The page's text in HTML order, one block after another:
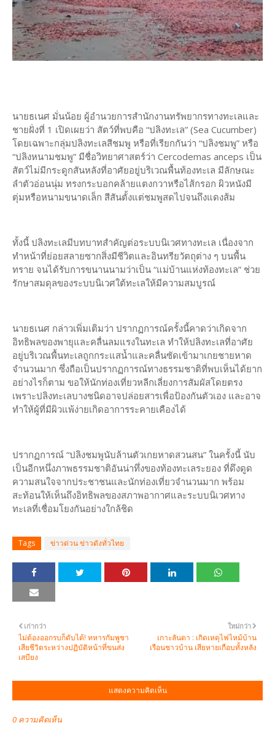
นายธเนศ มั่นน้อย ผู้อำนวยการสำนักงานทรัพยากรทางทะเลและ
ชายฝั่งที่ 1 เปิดเผยว่า สัตว์ที่พบคือ “ปลิงทะเล” (Sea Cucumber)
โดยเฉพาะกลุ่มปลิงทะเลสีชมพู หรือที่เรียกกันว่า “ปลิงชมพู” หรือ
“ปลิงหนามชมพู” มีชื่อวิทยาศาสตร์ว่า Cercodemas anceps เป็น
สัตว์ไม่มีกระดูกสันหลังที่อาศัยอยู่บริเวณพื้นท้องทะเล มีลักษณะ
ลำตัวอ่อนนุ่ม ทรงกระบอกคล้ายแตงกวาหรือไส้กรอก ผิวหนังมี
ตุ่มหรือหนามขนาดเล็ก สีสันตั้งแต่ชมพูสดไปจนถึงแดงส้ม
ทั้งนี้ ปลิงทะเลมีบทบาทสำคัญต่อระบบนิเวศทางทะเล เนื่องจาก
ทำหน้าที่ย่อยสลายซากสิ่งมีชีวิตและอินทรียวัตถุต่าง ๆ บนพื้น
ทราย จนได้รับการขนานนามว่าเป็น “แม่บ้านแห่งท้องทะเล” ช่วย
รักษาสมดุลของระบบนิเวศใต้ทะเลให้มีความสมบูรณ์
นายธเนศ กล่าวเพิ่มเติมว่า ปรากฏการณ์ครั้งนี้คาดว่าเกิดจาก
อิทธิพลของพายุและคลื่นลมแรงในทะเล ทำให้ปลิงทะเลที่อาศัย
อยู่บริเวณพื้นทะเลถูกกระแสน้ำและคลื่นซัดเข้ามาเกยชายหาด
จำนวนมาก ซึ่งถือเป็นปรากฏการณ์ทางธรรมชาติที่พบเห็นได้ยาก
อย่างไรก็ตาม ขอให้นักท่องเที่ยวหลีกเลี่ยงการสัมผัสโดยตรง
เพราะปลิงทะเลบางชนิดอาจปล่อยสารเพื่อป้องกันตัวเอง และอาจ
ทำให้ผู้ที่มีผิวแพ้ง่ายเกิดอาการระคายเคืองได้
ปรากฏการณ์ “ปลิงชมพูนับล้านตัวเกยหาดสวนสน” ในครั้งนี้ นับ
เป็นอีกหนึ่งภาพธรรมชาติอันน่าทึ่งของท้องทะเลระยอง ที่ดึงดูด
ความสนใจจากประชาชนและนักท่องเที่ยวจำนวนมาก พร้อม
สะท้อนให้เห็นถึงอิทธิพลของสภาพอากาศและระบบนิเวศทาง
ทะเลที่เชื่อมโยงกันอย่างใกล้ชิด
Tags ข่าวด่วน ข่าวดังทั่วไทย
ใหม่กว่า
เกาะลันตา : เกิดเหตุไฟไหม้บ้าน
เรือนชาวบ้าน เสียหายเกือบทั้งหลัง
เก่ากว่า
ไม่ต้องออกรบก็ดับได้! ทหารกัมพูชา
เสียชีวิตระหว่างปฏิบัติหน้าที่ขนส่ง
เสบียง
แสดงความคิดเห็น
0 ความคิดเห็น